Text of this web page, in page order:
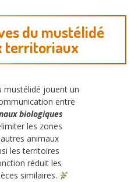
du mustélidé
territoriaux
mustélidé jouent un
entre
biologiques
les zones
animaux
les territoires
réduit les
similaires.